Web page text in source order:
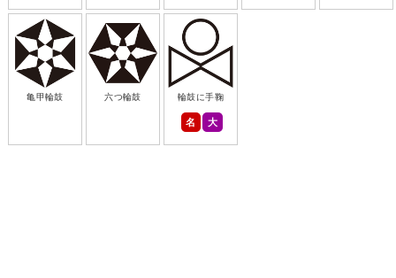
亀甲輪鼓 六つ輪鼓 輪鼓に手鞠
名 大